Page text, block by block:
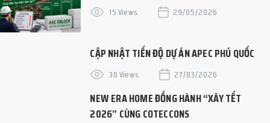
15 Views 29/05/2026
CẬP NHẬT TIẾN ĐỘ DỰ ÁN APEC PHÚ QUỐC
30 Views 27/03/2026
NEW ERA HOME ĐỒNG HÀNH “XÂY TẾT
2026” CÙNG COTECCONS